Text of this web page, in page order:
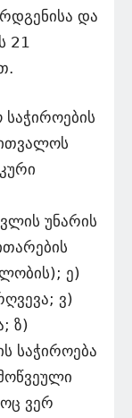
და
21
უნარის
ე)
ვ)
ზ)
საჭიროება
ვერ